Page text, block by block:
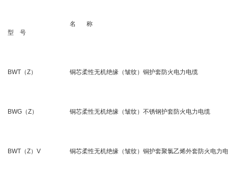
型 号
名 称
BWT（Z） 铜芯柔性无机绝缘（皱纹）铜护套防火电力电缆
BWG（Z） 铜芯柔性无机绝缘（皱纹）不锈钢护套防火电力电缆
BWT（Z）V 铜芯柔性无机绝缘（皱纹）铜护套聚氯乙烯外套防火电力